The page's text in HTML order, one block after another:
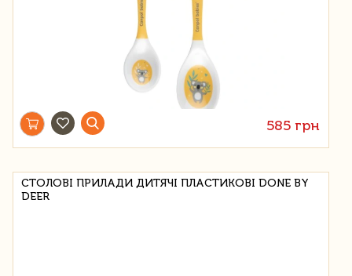
585 грн
СТОЛОВІ ПРИЛАДИ ДИТЯЧІ ПЛАСТИКОВІ DONE BY
DEER